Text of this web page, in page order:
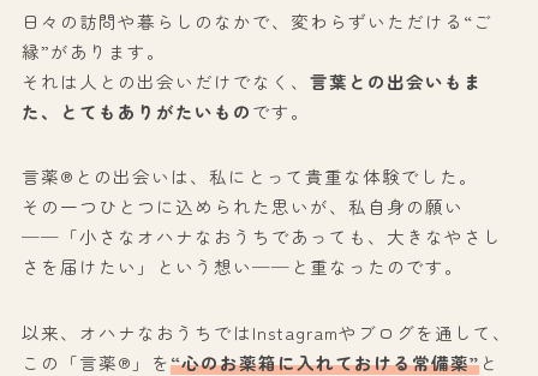
日々の訪問や暮らしのなかで、変わらずいただける“ご
縁”があります。
それは人との出会いだけでなく、 言葉との出会いもま
た、とてもありがたいものです。
言薬®との出会いは、私にとって貴重な体験でした。
その一つひとつに込められた思いが、私自身の願い
──「小さなオハナなおうちであっても、大きなやさし
さを届けたい」という想い──と重なったのです。
以来、オハナなおうちではInstagramやブログを通して、
この「言薬®」を“心のお薬箱に入れておける常備薬”と